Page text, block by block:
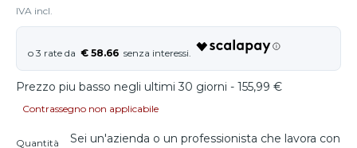
IVA incl.
€ 58.66
Prezzo piu basso negli ultimi 30 giorni - 155,99 €
Contrassegno non applicabile
Quantità
Sei un'azienda o un professionista che lavora con